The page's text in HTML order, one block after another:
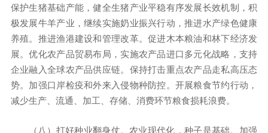
保护生猪基础产能，健全生猪产业平稳有序发展长效机制，积
极发展牛羊产业，继续实施奶业振兴行动，推进水产绿色健康
养殖。推进渔港建设和管理改革。促进木本粮油和林下经济发
展。优化农产品贸易布局，实施农产品进口多元化战略，支持
企业融入全球农产品供应链。保持打击重点农产品走私高压态
势。加强口岸检疫和外来入侵物种防控。开展粮食节约行动，
减少生产、流通、加工、存储、消费环节粮食损耗浪费。
（八）打好种业翻身仗。农业现代化，种子是基础。加强